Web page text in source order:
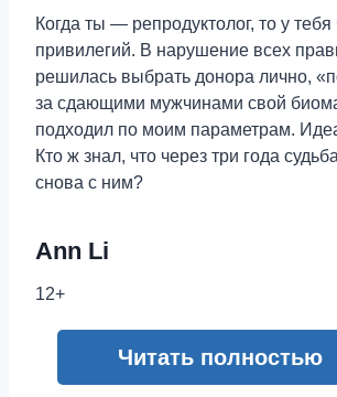
Когда ты — репродуктолог, то у
привилегий. В нарушение всех
решилась выбрать донора лично,
за сдающими мужчинами свой
подходил по моим параметрам.
Кто ж знал, что через три года
снова с ним?
Ann Li
12+
Читать полностью